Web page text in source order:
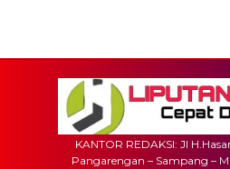
KANTOR REDAKSI: Jl
Pangarengan – Sampang –